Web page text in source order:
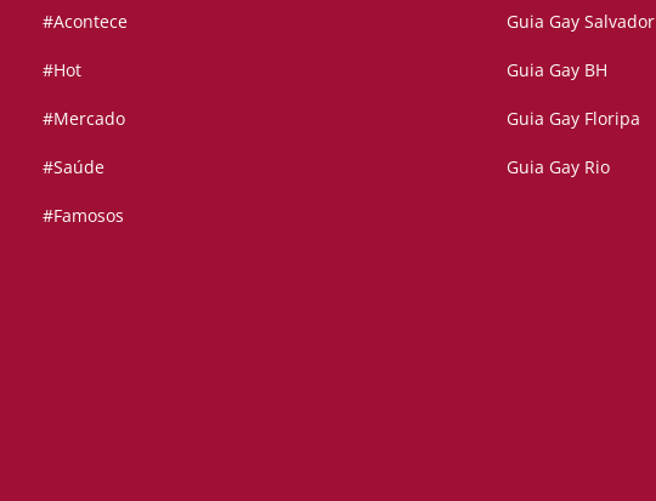
#Acontece
#Hot
#Mercado
#Saúde
#Famosos
Guia Gay Salvador
Guia Gay BH
Guia Gay Floripa
Guia Gay Rio